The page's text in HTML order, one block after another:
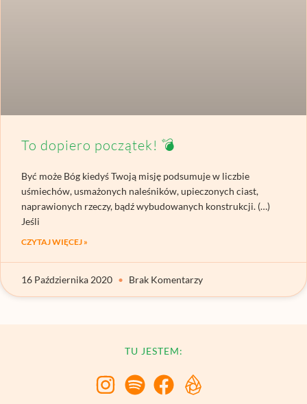
To dopiero początek! 💣
Być może Bóg kiedyś Twoją misję podsumuje w liczbie
uśmiechów, usmażonych naleśników, upieczonych ciast,
naprawionych rzeczy, bądź wybudowanych konstrukcji. (…)
Jeśli
CZYTAJ WIĘCEJ »
16 Października 2020 Brak Komentarzy
TU JESTEM: